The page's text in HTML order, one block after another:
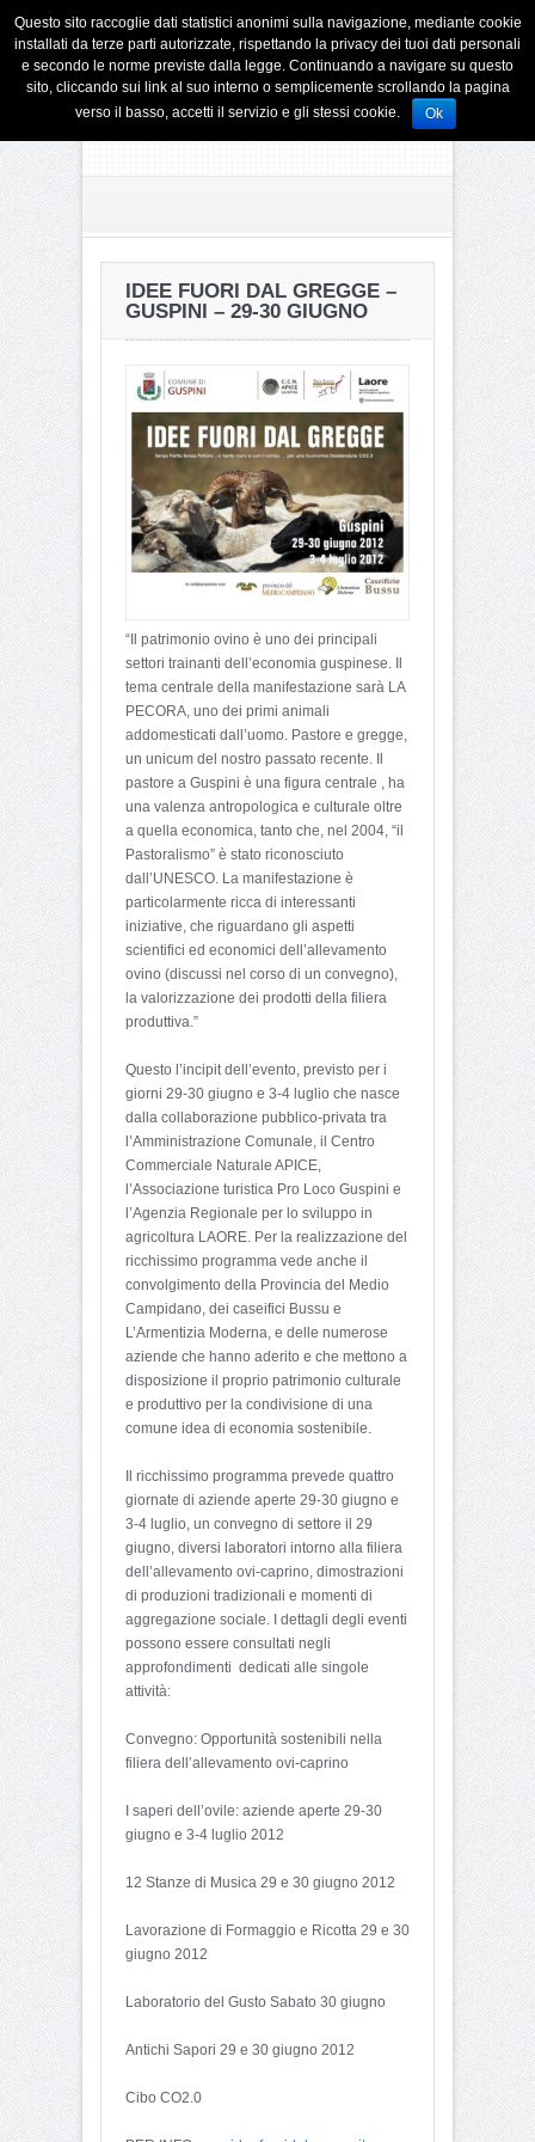
IDEE FUORI DAL GREGGE –
GUSPINI – 29-30 GIUGNO
“Il patrimonio ovino è uno dei principali
settori trainanti dell’economia guspinese. Il
tema centrale della manifestazione sarà LA
PECORA, uno dei primi animali
addomesticati dall’uomo. Pastore e gregge,
un unicum del nostro passato recente. Il
pastore a Guspini è una figura centrale , ha
una valenza antropologica e culturale oltre
a quella economica, tanto che, nel 2004, “il
Pastoralismo” è stato riconosciuto
dall’UNESCO. La manifestazione è
particolarmente ricca di interessanti
iniziative, che riguardano gli aspetti
scientifici ed economici dell’allevamento
ovino (discussi nel corso di un convegno),
la valorizzazione dei prodotti della filiera
produttiva.”
Questo l’incipit dell’evento, previsto per i
giorni 29-30 giugno e 3-4 luglio che nasce
dalla collaborazione pubblico-privata tra
l’Amministrazione Comunale, il Centro
Commerciale Naturale APICE,
l’Associazione turistica Pro Loco Guspini e
l’Agenzia Regionale per lo sviluppo in
agricoltura LAORE. Per la realizzazione del
ricchissimo programma vede anche il
convolgimento della Provincia del Medio
Campidano, dei caseifici Bussu e
L’Armentizia Moderna, e delle numerose
aziende che hanno aderito e che mettono a
disposizione il proprio patrimonio culturale
e produttivo per la condivisione di una
comune idea di economia sostenibile.
Il ricchissimo programma prevede quattro
giornate di aziende aperte 29-30 giugno e
3-4 luglio, un convegno di settore il 29
giugno, diversi laboratori intorno alla filiera
dell’allevamento ovi-caprino, dimostrazioni
di produzioni tradizionali e momenti di
aggregazione sociale. I dettagli degli eventi
possono essere consultati negli
approfondimenti dedicati alle singole
attività:
Convegno: Opportunità sostenibili nella
filiera dell’allevamento ovi-caprino
I saperi dell’ovile: aziende aperte 29-30
giugno e 3-4 luglio 2012
12 Stanze di Musica 29 e 30 giugno 2012
Lavorazione di Formaggio e Ricotta 29 e 30
giugno 2012
Laboratorio del Gusto Sabato 30 giugno
Antichi Sapori 29 e 30 giugno 2012
Cibo CO2.0
Questo sito raccoglie dati statistici anonimi sulla navigazione, mediante cookie
installati da terze parti autorizzate, rispettando la privacy dei tuoi dati personali
e secondo le norme previste dalla legge. Continuando a navigare su questo
sito, cliccando sui link al suo interno o semplicemente scrollando la pagina
verso il basso, accetti il servizio e gli stessi cookie.
Ok